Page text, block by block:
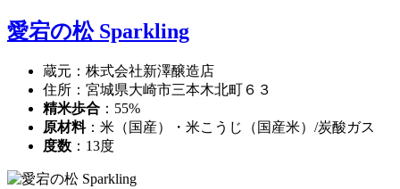
愛宕の松 Sparkling
蔵元：株式会社新澤醸造店
住所：宮城県大崎市三本木北町６３
精米歩合 ：55%
原材料：米（国産）・米こうじ（国産米）/炭酸ガス
度数 ：13度